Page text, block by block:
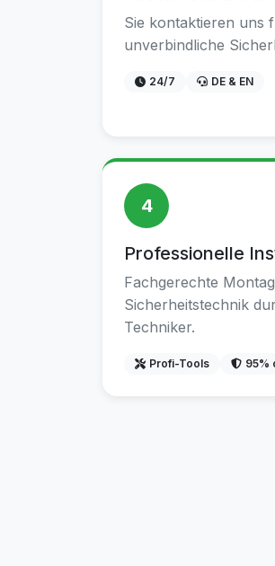
Sie kontaktieren uns
unverbindliche
24/7 DE & EN
4
Professionelle
Fachgerechte
Sicherheitstechnik
Techniker.
Profi-Tools 95%